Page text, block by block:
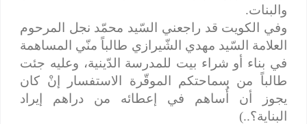
والبنات.
وفي الكويت قد راجعني السّيد محمّد نجل المرحوم
العلامة السّيد مهدي الشّيرازي طالباً منّي المساهمة
في بناء أو شراء بيت للمدرسة الدّينية، وعليه جئت
طالباً من سماحتكم الموقّرة الاستفسار إنْ كان
يجوز أن أُساهم في إعطائه من دراهم إيراد
البناية؟..)